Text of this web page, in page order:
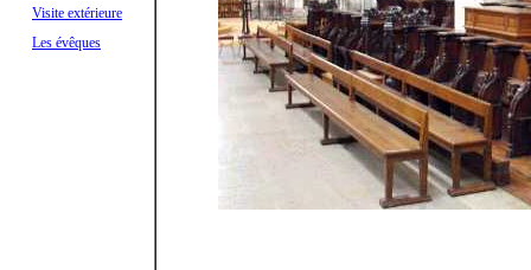
Visite extérieure
Les évêques